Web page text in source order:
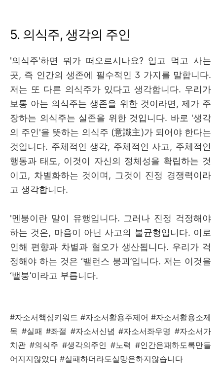
5. 의식주, 생각의 주인
'의식주'하면 뭐가 떠오르시나요? 입고 먹고 사는
곳, 즉 인간의 생존에 필수적인 3 가지를 말합니다.
저는 또 다른 의식주가 있다고 생각합니다. 우리가
보통 아는 의식주는 생존을 위한 것이라면, 제가 주
장하는 의식주는 실존을 위한 것입니다. 바로 '생각
의 주인'을 뜻하는 의식주 (意識主)가 되어야 한다는
것입니다. 주체적인 생각, 주체적인 사고, 주체적인
행동과 태도, 이것이 자신의 정체성을 확립하는 것
이고, 차별화하는 것이며, 그것이 진정 경쟁력이라
고 생각합니다.
'멘붕이란 말이 유행입니다. 그러나 진정 걱정해야
하는 것은, 마음이 아닌 사고의 불균형입니다. 이로
인해 편향과 차별과 혐오가 생산됩니다. 우리가 걱
정해야 하는 것은 ‘밸런스 붕괴’입니다. 저는 이것을
‘밸붕’이라고 부릅니다.
#자소서핵심키워드 #자소서활용주제어 #자소서활용소제
목 #실패 #좌절 #자소서신념 #자소서좌우명 #자소서가
치관 #의식주 #생각의주인 #노력 #인간은패하도록만들
어지지않았다 #실패하더라도실망은하지않습니다